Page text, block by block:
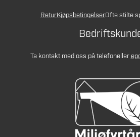
ReturKjøpsbetingelserOfte stilte
Ta kontakt med oss på telefoneller